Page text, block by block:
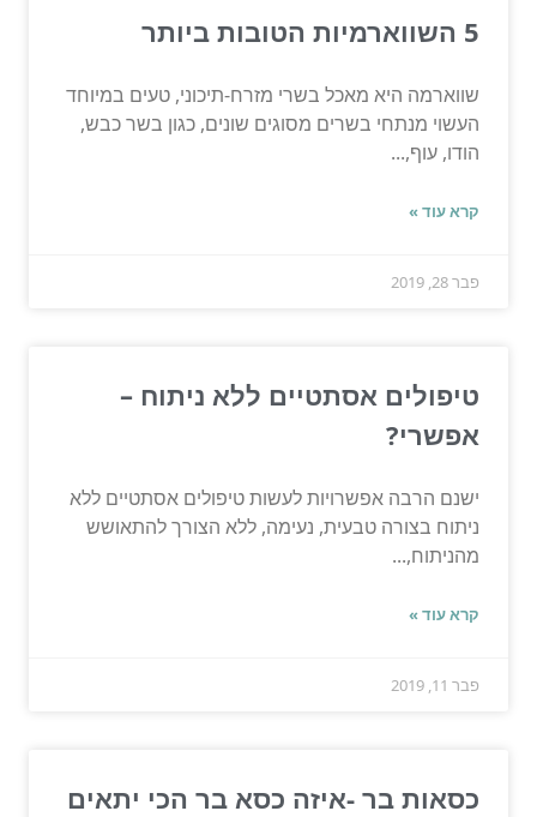
5 השווארמיות הטובות ביותר
שווארמה היא מאכל בשרי מזרח-תיכוני, טעים במיוחד
העשוי מנתחי בשרים מסוגים שונים, כגון בשר כבש,
הודו, עוף,...
קרא עוד »
פבר 28, 2019
טיפולים אסתטיים ללא ניתוח –
אפשרי?
ישנם הרבה אפשרויות לעשות טיפולים אסתטיים ללא
ניתוח בצורה טבעית, נעימה, ללא הצורך להתאושש
מהניתוח,...
קרא עוד »
פבר 11, 2019
כסאות בר -איזה כסא בר הכי יתאים